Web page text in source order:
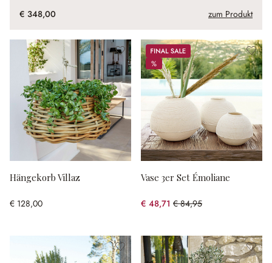
€ 348,00 zum Produkt
Hängekorb Villaz
€ 128,00
Sale
%
%
Vase 3er Set Émoliane
€ 48,71 € 84,95
(42.66% gespart)